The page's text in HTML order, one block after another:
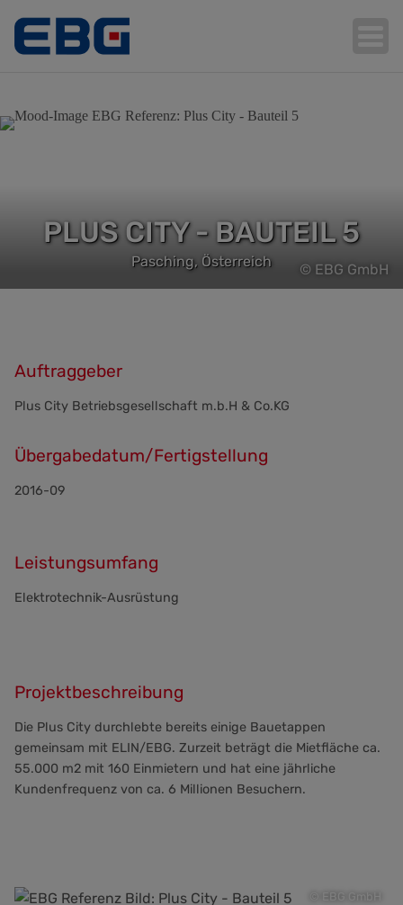
Hauptnavigation
PLUS CITY - BAUTEIL 5
Pasching, Österreich © EBG GmbH
Auftraggeber
Plus City Betriebsgesellschaft m.b.H & Co.KG
Übergabedatum/Fertigstellung
2016-09
Leistungsumfang
Elektrotechnik-Ausrüstung
Projektbeschreibung
Die Plus City durchlebte bereits einige Bauetappen
gemeinsam mit ELIN/EBG. Zurzeit beträgt die Mietfläche ca.
55.000 m2 mit 160 Einmietern und hat eine jährliche
Kundenfrequenz von ca. 6 Millionen Besuchern.
© EBG GmbH